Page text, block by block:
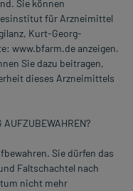
Sie können
für Arzneimittel
Kurt-Georg-
www.bfarm.de anzeigen.
Sie dazu beitragen,
dieses Arzneimittels
AUFZUBEWAHREN?
Sie dürfen das
Faltschachtel nach
nicht mehr